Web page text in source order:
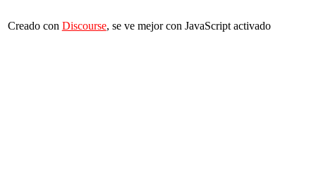
Creado con Discourse, se ve mejor con JavaScript activado